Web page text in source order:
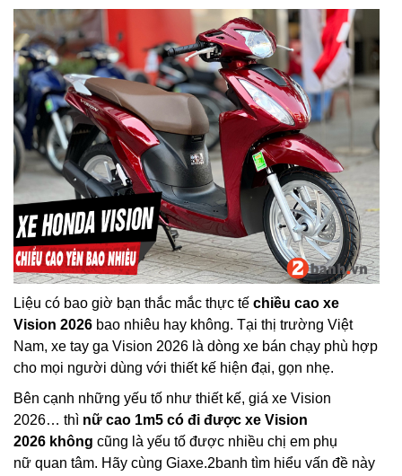
Liệu có bao giờ bạn thắc mắc thực tế chiều cao xe
Vision 2026 bao nhiêu hay không. Tại thị trường Việt
Nam, xe tay ga Vision 2026 là dòng xe bán chạy phù hợp
cho mọi người dùng với thiết kế hiện đại, gọn nhẹ.
Bên cạnh những yếu tố như thiết kế, giá xe Vision
2026… thì nữ cao 1m5 có đi được xe Vision
2026 không cũng là yếu tố được nhiều chị em phụ
nữ quan tâm. Hãy cùng Giaxe.2banh tìm hiểu vấn đề này